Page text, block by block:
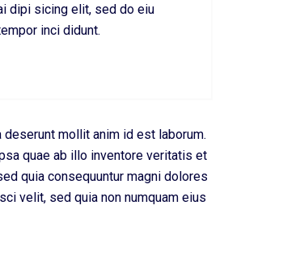
dipi sicing elit, sed do eiu
inci didunt.
mollit anim id est laborum.
quae ab illo inventore veritatis et
quia consequuntur magni dolores
velit, sed quia non numquam eius